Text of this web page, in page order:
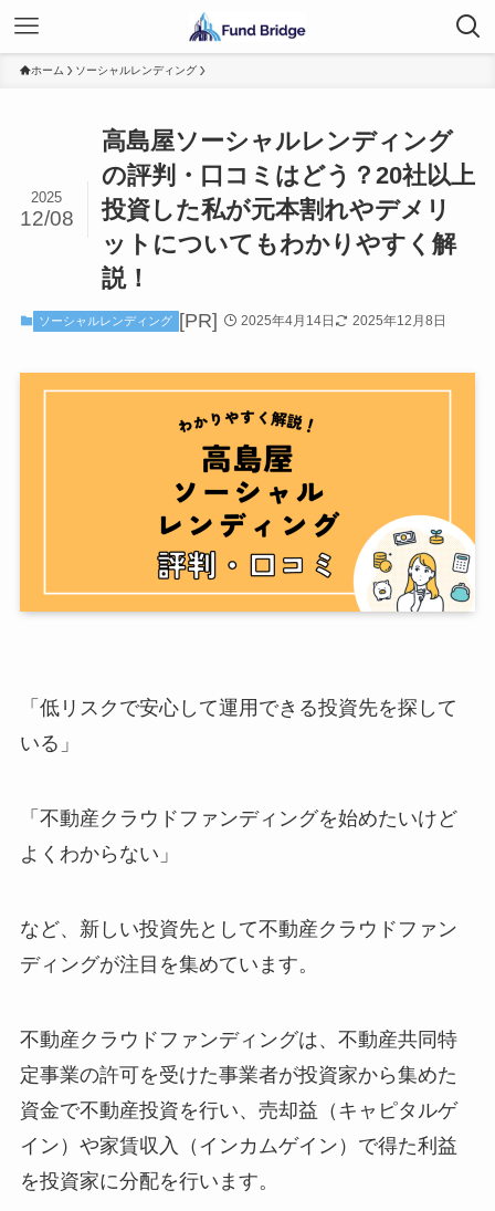
ホーム ソーシャルレンディング
高島屋ソーシャルレンディング
の評判・口コミはどう？20社以上
投資した私が元本割れやデメリ
ットについてもわかりやすく解
説！
2025
12/08
ソーシャルレンディング [PR] 2025年4月14日 2025年12月8日
「低リスクで安心して運用できる投資先を探して
いる」
「不動産クラウドファンディングを始めたいけど
よくわからない」
など、新しい投資先として不動産クラウドファン
ディングが注目を集めています。
不動産クラウドファンディングは、不動産共同特
定事業の許可を受けた事業者が投資家から集めた
資金で不動産投資を行い、売却益（キャピタルゲ
イン）や家賃収入（インカムゲイン）で得た利益
を投資家に分配を行います。